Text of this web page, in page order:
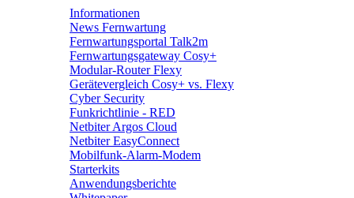
Informationen
News Fernwartung
Fernwartungsportal Talk2m
Fernwartungsgateway Cosy+
Modular-Router Flexy
Gerätevergleich Cosy+ vs. Flexy
Cyber Security
Funkrichtlinie - RED
Netbiter Argos Cloud
Netbiter EasyConnect
Mobilfunk-Alarm-Modem
Starterkits
Anwendungsberichte